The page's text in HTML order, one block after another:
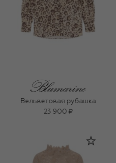
Вельветовая рубашка
23 900 ₽